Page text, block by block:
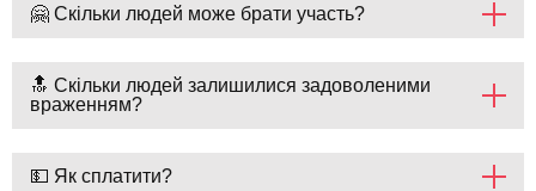
🤗 Скільки людей може брати участь?
🔝 Скільки людей залишилися задоволеними
враженням?
💵 Як сплатити?